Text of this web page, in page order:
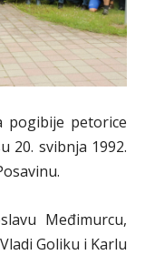
pogibije petorice
20. svibnja 1992.
Međimurcu,
Goliku i Karlu